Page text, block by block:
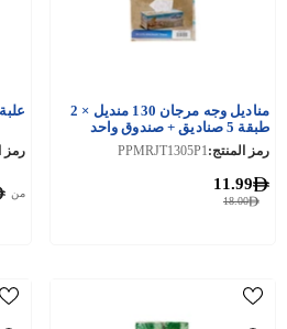
مناديل وجه مرجان 130 منديل × 2
طبقة 5 صناديق + صندوق واحد
مجانًا
رمز المنتج:PPMRJT1305P1
18.00
11.99
رمز
من